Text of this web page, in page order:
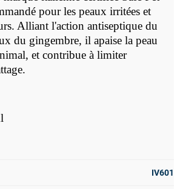
pour les peaux irritées et
Alliant l'action antiseptique du
du gingembre, il apaise la peau
et contribue à limiter
IV601